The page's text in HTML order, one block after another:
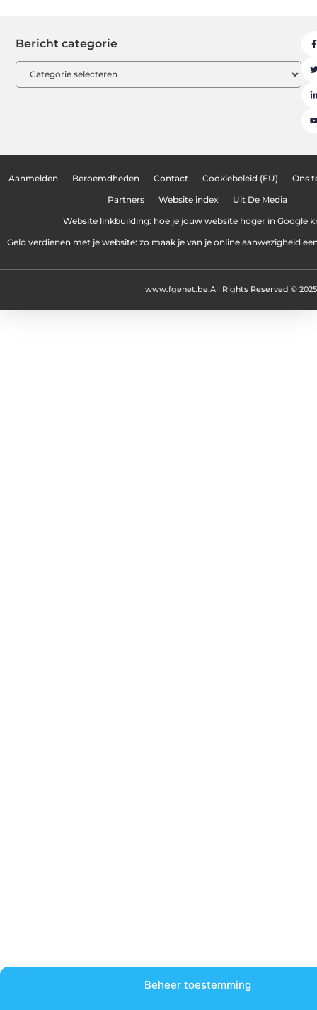
Beheer toestemming
Bericht categorie
Aanmelden Beroemdheden Contact Cookiebeleid (EU) Ons
Partners Website index Uit De Media
Website linkbuilding: hoe je jouw website hoger in Google
Geld verdienen met je website: zo maak je van je online aanwezigheid
All Rights Reserved © 2025
www.fgenet.be.